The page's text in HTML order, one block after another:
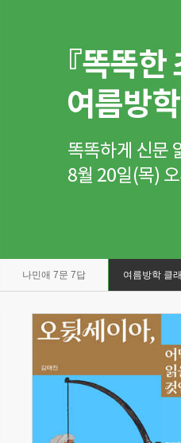
나민애 7문 7답 여름방학 클